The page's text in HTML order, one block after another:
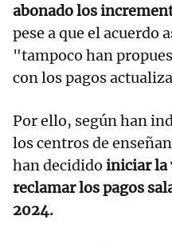
abonado los
pese a que el acuerdo
"tampoco han
con los pagos
Por ello, según han
los centros de
han decidido iniciar la
reclamar los pagos
2024.